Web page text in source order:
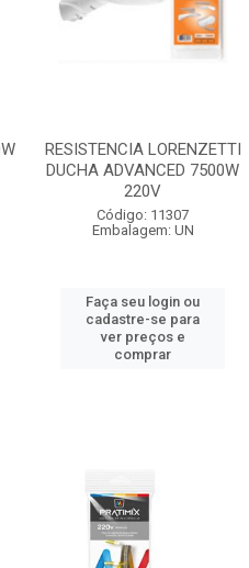
RESISTENCIA LORENZETTI
DUCHA ADVANCED 7500W
220V
Código: 11307
Embalagem: UN
Faça seu login ou
cadastre-se para
ver preços e
comprar